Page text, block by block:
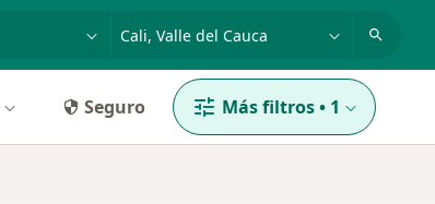
Seguro Más filtros• 1